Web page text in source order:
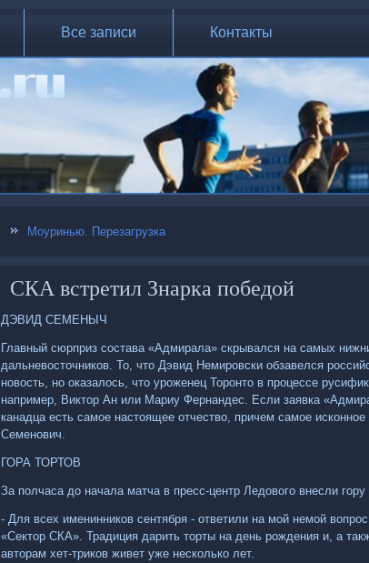
Все записи Контакты
Моуринью. Перезагрузка
СКА встретил Знарка победой
ДЭВИД СЕМЕНЫЧ
Главный сюрприз состава «Адмирала» скрывался на самых
дальневосточников. То, что Дэвид Немировски обзавелся
новость, но оказалось, что уроженец Торонто в процессе
например, Виктор Ан или Мариу Фернандес. Если заявка
канадца есть самое настоящее отчество, причем самое
Семенович.
ГОРА ТОРТОВ
За полчаса до начала матча в пресс-центр Ледового внесли
- Для всех именинников сентября - ответили на мой немой
«Сектор СКА». Традиция дарить торты на день рождения и, а
авторам хет-триков живет уже несколько лет.